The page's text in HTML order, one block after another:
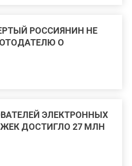
РОССИЯНИН НЕ
О
ЭЛЕКТРОННЫХ
ДОСТИГЛО 27 МЛН